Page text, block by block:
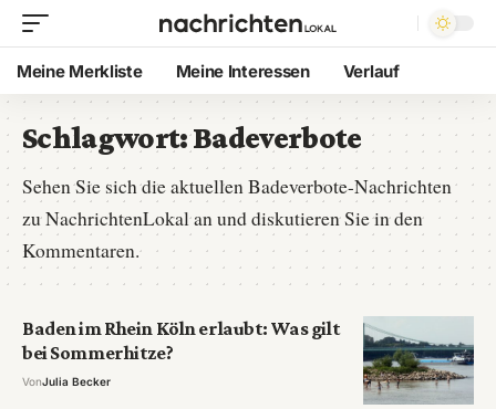
Meine Merkliste Meine Interessen Verlauf
Schlagwort:Badeverbote
Sehen Sie sich die aktuellen Badeverbote-Nachrichten
zu NachrichtenLokal an und diskutieren Sie in den
Kommentaren.
Baden im Rhein Köln erlaubt: Was gilt
bei Sommerhitze?
VonJulia Becker